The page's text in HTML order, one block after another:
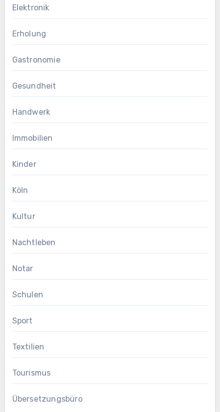
Elektronik
Erholung
Gastronomie
Gesundheit
Handwerk
Immobilien
Kinder
Köln
Kultur
Nachtleben
Notar
Schulen
Sport
Textilien
Tourismus
Übersetzungsbüro